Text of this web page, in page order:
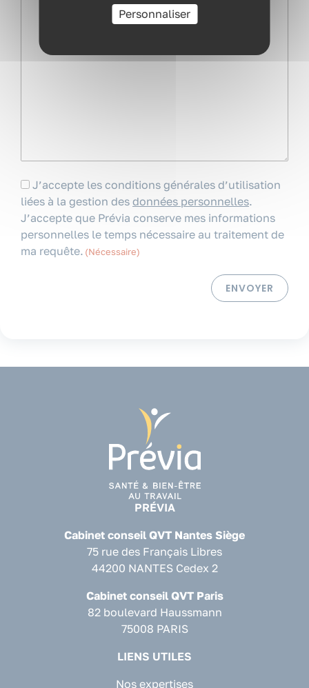
CONTACT
RGPD
(Nécessaire)
J’accepte les conditions générales d’utilisation
liées à la gestion des données personnelles.
J’accepte que Prévia conserve mes informations
personnelles le temps nécessaire au traitement de
ma requête. (Nécessaire)
PRÉVIA
Cabinet conseil QVT Nantes Siège
75 rue des Français Libres
44200 NANTES Cedex 2
Cabinet conseil QVT Paris
82 boulevard Haussmann
75008 PARIS
LIENS UTILES
Nos expertises
Personnaliser